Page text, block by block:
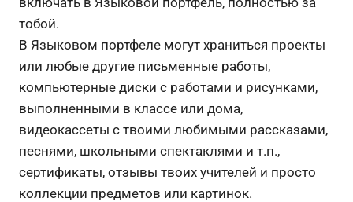
тобой.
В Языковом портфеле могут храниться проекты
или любые другие письменные работы,
компьютерные диски с работами и рисунками,
выполненными в классе или дома,
видеокассеты с твоими любимыми рассказами,
песнями, школьными спектаклями и т.п.,
сертификаты, отзывы твоих учителей и просто
коллекции предметов или картинок.